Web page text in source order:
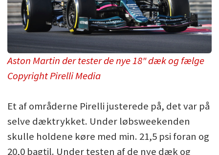
Aston Martin der tester de nye 18" dæk og fælge
Copyright Pirelli Media
Et af områderne Pirelli justerede på, det var på
selve dæktrykket. Under løbsweekenden
skulle holdene køre med min. 21,5 psi foran og
20,0 bagtil. Under testen af de nye dæk og